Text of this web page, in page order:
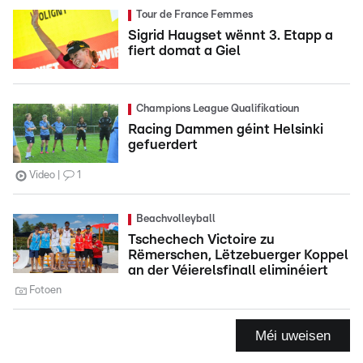
Tour de France Femmes
Sigrid Haugset wënnt 3. Etapp a
fiert domat a Giel
Champions League Qualifikatioun
Racing Dammen géint Helsinki
gefuerdert
Video 1
Beachvolleyball
Tschechech Victoire zu
Rëmerschen, Lëtzebuerger Koppel
an der Véierelsfinall eliminéiert
Fotoen
Méi uweisen